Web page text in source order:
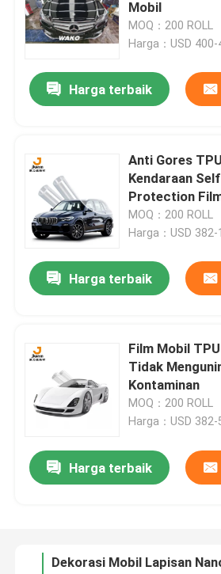
Rumah
Produk
Tentang kita
Kontrol kualitas
Mobil
MOQ：200 ROLL
Harga：USD 400-
Harga terbaik
Anti Gores
Kendaraan
Protection
MOQ：200 ROLL
Harga：USD 382-
Harga terbaik
Film Mobil
Tidak
Kontaminan
MOQ：200 ROLL
Harga：USD 382-
Harga terbaik